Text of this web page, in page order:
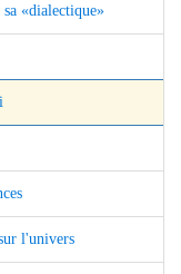
«dialectique»
l'univers